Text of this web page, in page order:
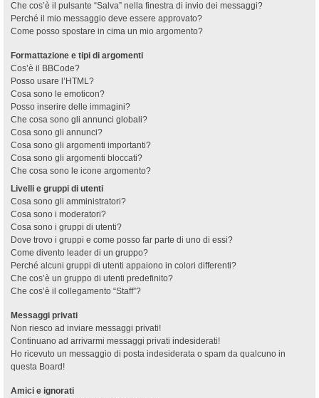
Che cos’è il pulsante “Salva” nella finestra di invio dei messaggi?
Perché il mio messaggio deve essere approvato?
Come posso spostare in cima un mio argomento?
Formattazione e tipi di argomenti
Cos’è il BBCode?
Posso usare l’HTML?
Cosa sono le emoticon?
Posso inserire delle immagini?
Che cosa sono gli annunci globali?
Cosa sono gli annunci?
Cosa sono gli argomenti importanti?
Cosa sono gli argomenti bloccati?
Che cosa sono le icone argomento?
Livelli e gruppi di utenti
Cosa sono gli amministratori?
Cosa sono i moderatori?
Cosa sono i gruppi di utenti?
Dove trovo i gruppi e come posso far parte di uno di essi?
Come divento leader di un gruppo?
Perché alcuni gruppi di utenti appaiono in colori differenti?
Che cos’è un gruppo di utenti predefinito?
Che cos’è il collegamento “Staff”?
Messaggi privati
Non riesco ad inviare messaggi privati!
Continuano ad arrivarmi messaggi privati indesiderati!
Ho ricevuto un messaggio di posta indesiderata o spam da qualcuno in
questa Board!
Amici e ignorati